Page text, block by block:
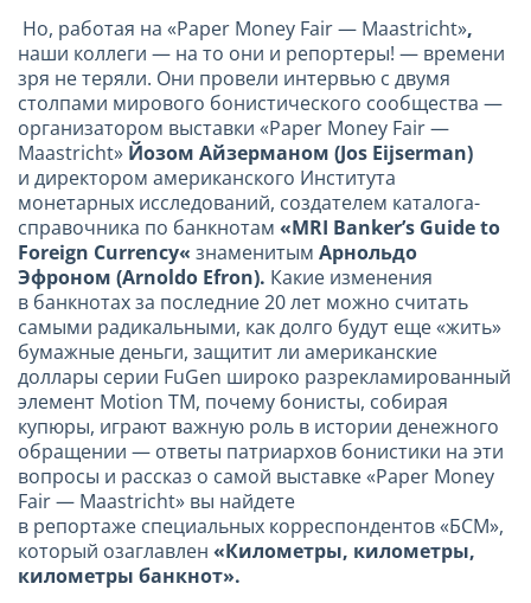
Но, работая на «Paper Money Fair — Maastricht»,
наши коллеги — на то они и репортеры! — времени
зря не теряли. Они провели интервью с двумя
столпами мирового бонистического сообщества —
организатором выставки «Paper Money Fair —
Maastricht» Йозом Айзерманом (Jos Eijserman)
и директором американского Института
монетарных исследований, создателем каталога-
справочника по банкнотам «MRI Banker’s Guideto
Foreign Currency« знаменитым Арнольдо
Эфроном (Arnoldo Efron). Какие изменения
в банкнотах за последние 20 лет можно считать
самыми радикальными, как долго будут еще «жить»
бумажные деньги, защитит ли американские
доллары серии FuGen широко разрекламированный
элемент Motion TM, почему бонисты, собирая
купюры, играют важную роль в истории денежного
обращении — ответы патриархов бонистики на эти
вопросы и рассказ о самой выставке «Paper Money
Fair — Maastricht» вы найдете
в репортаже специальных корреспондентов «БСМ»,
который озаглавлен «Километры, километры,
километры банкнот».